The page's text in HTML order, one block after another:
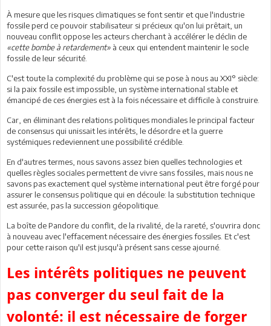
À mesure que les risques climatiques se font sentir et que l'industrie
fossile perd ce pouvoir stabilisateur si précieux qu'on lui prêtait, un
nouveau conflit oppose les acteurs cherchant à accélérer le déclin de
«cette bombe à retardement» à ceux qui entendent maintenir le socle
fossile de leur sécurité.
C'est toute la complexité du problème qui se pose à nous au XXI° siècle:
si la paix fossile est impossible, un système international stable et
émancipé de ces énergies est à la fois nécessaire et difficile à construire.
Car, en éliminant des relations politiques mondiales le principal facteur
de consensus qui unissait les intérêts, le désordre et la guerre
systémiques redeviennent une possibilité crédible.
En d'autres termes, nous savons assez bien quelles technologies et
quelles règles sociales permettent de vivre sans fossiles, mais nous ne
savons pas exactement quel système international peut être forgé pour
assurer le consensus politique qui en découle: la substitution technique
est assurée, pas la succession géopolitique.
La boîte de Pandore du conflit, de la rivalité, de la rareté, s'ouvrira donc
à nouveau avec l'effacement nécessaire des énergies fossiles. Et c'est
pour cette raison qu'il est jusqu'à présent sans cesse ajourné.
Les intérêts politiques ne peuvent
pas converger du seul fait de la
volonté: il est nécessaire de forger